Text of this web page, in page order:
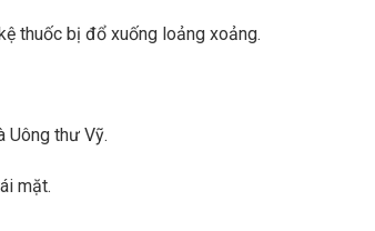
thuốc bị đổ xuống loảng xoảng.
Uông thư Vỹ.
mặt.